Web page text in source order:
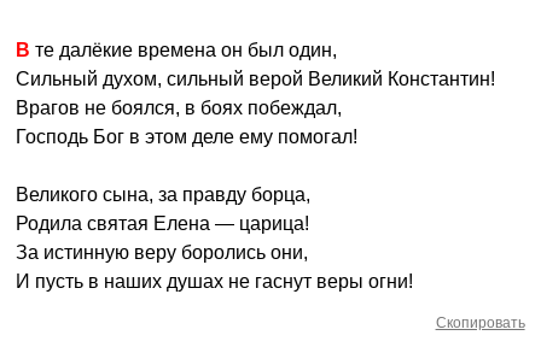
В те далёкие времена он был один,
Сильный духом, сильный верой Великий Константин!
Врагов не боялся, в боях побеждал,
Господь Бог в этом деле ему помогал!
Великого сына, за правду борца,
Родила святая Елена — царица!
За истинную веру боролись они,
И пусть в наших душах не гаснут веры огни!
Скопировать